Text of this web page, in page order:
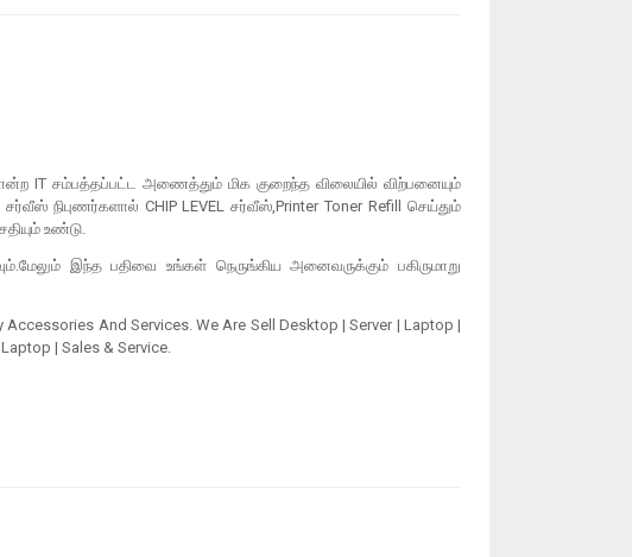
IT சம்பத்தப்பட்ட அணைத்தும் மிக குறைந்த விலையில் விற்பனையும்
நிபுணர்களால் CHIP LEVEL சர்வீஸ்,Printer Toner Refill செய்தும்
உண்டு.
இந்த பதிவை உங்கள் நெருங்கிய அனைவருக்கும் பகிருமாறு
And Services. We Are Sell Desktop | Server | Laptop |
| Sales & Service.